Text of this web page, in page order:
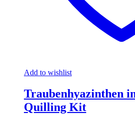
Add to wishlist
Traubenhyazinthen
Quilling Kit